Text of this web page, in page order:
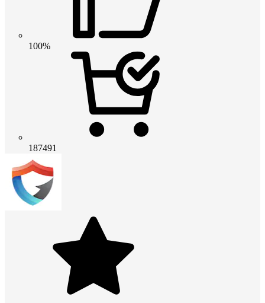
100%
187491